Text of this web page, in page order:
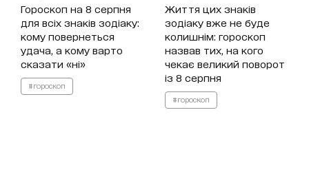
Гороскоп на 8 серпня
для всіх знаків зодіаку:
кому повернеться
удача, а кому варто
сказати «ні»
#гороскоп
Життя цих знаків
зодіаку вже не буде
колишнім: гороскоп
назвав тих, на кого
чекає великий поворот
із 8 серпня
#гороскоп